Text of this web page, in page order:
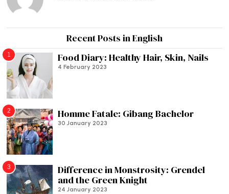
Recent Posts in English
1 Food Diary: Healthy Hair, Skin, Nails
4 February 2023
2 Homme Fatale: Gibang Bachelor
30 January 2023
3
Difference in Monstrosity: Grendel
and the Green Knight
24 January 2023